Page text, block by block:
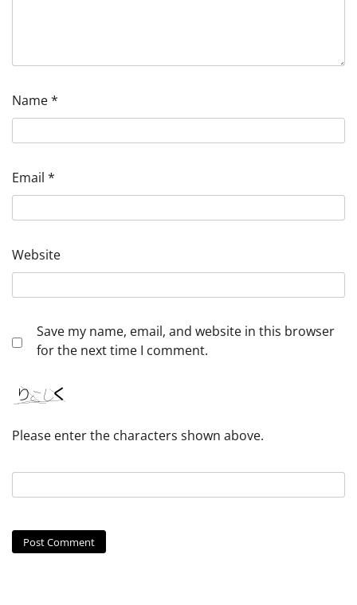
Name*
Email *
Website
Save my name, email, and website in this browser
for the next time I comment.
Please enter the characters shown above.